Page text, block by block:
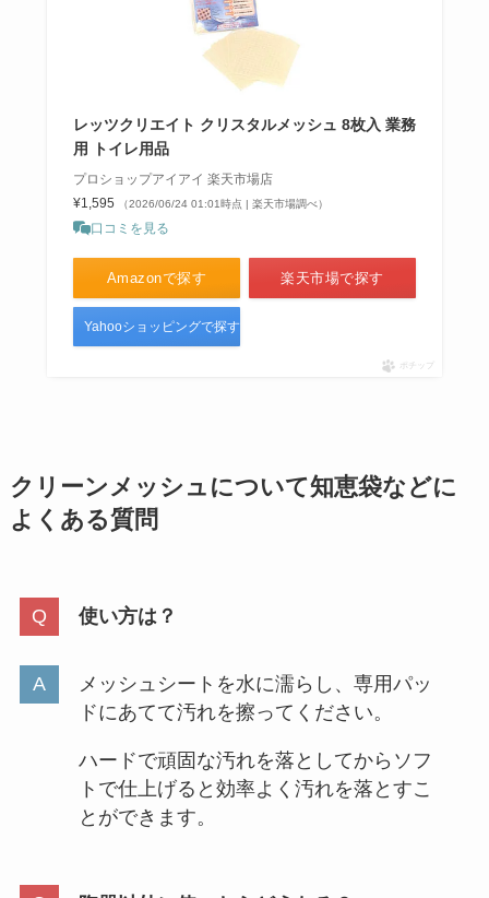
レッツクリエイト クリスタルメッシュ 8枚入 業務
用 トイレ用品
プロショップアイアイ 楽天市場店
¥1,595
（2026/06/24 01:01時点 | 楽天市場調べ）
口コミを見る
Amazonで探す 楽天市場で探す
Yahooショッピングで探す
ポチップ
クリーンメッシュについて知恵袋などに
よくある質問
使い方は？
メッシュシートを水に濡らし、専用パッ
ドにあてて汚れを擦ってください。
ハードで頑固な汚れを落としてからソフ
トで仕上げると効率よく汚れを落とすこ
とができます。